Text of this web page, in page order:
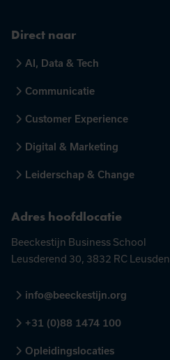
Direct naar
AI, Data & Tech
Communicatie
Customer Experience
Digital & Marketing
Leiderschap & Change
Adres hoofdlocatie
Beeckestijn Business School
Leusderend 30, 3832 RC Leusden
info@beeckestijn.org
+31 (0)88 1474 100
Opleidingslocaties